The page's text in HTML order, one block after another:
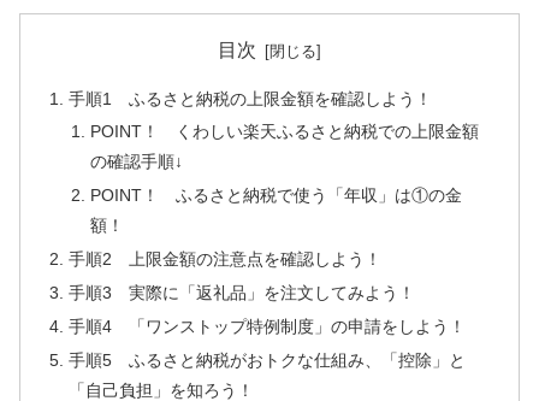
目次
手順1 ふるさと納税の上限金額を確認しよう！
POINT！ くわしい楽天ふるさと納税での上限金額
の確認手順↓
POINT！ ふるさと納税で使う「年収」は①の金
額！
手順2 上限金額の注意点を確認しよう！
手順3 実際に「返礼品」を注文してみよう！
手順4 「ワンストップ特例制度」の申請をしよう！
手順5 ふるさと納税がおトクな仕組み、「控除」と
「自己負担」を知ろう！